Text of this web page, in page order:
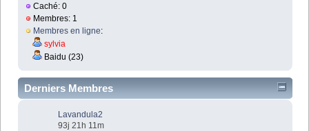
Caché: 0
Membres: 1
Membres en ligne:
sylvia
Baidu (23)
Derniers Membres
Lavandula2
93j 21h 11m